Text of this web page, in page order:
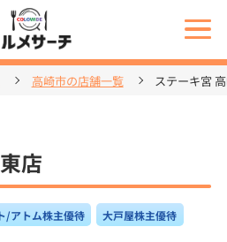
高崎市の店舗一覧 ステーキ宮
店
/アトム株主優待 大戸屋株主優待